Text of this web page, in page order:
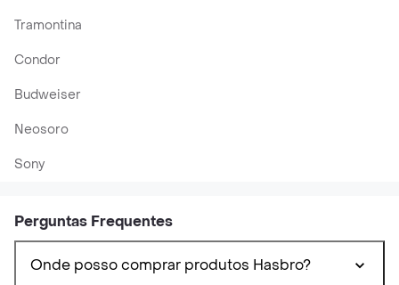
Tramontina
Condor
Budweiser
Neosoro
Sony
Perguntas Frequentes
Onde posso comprar produtos Hasbro?